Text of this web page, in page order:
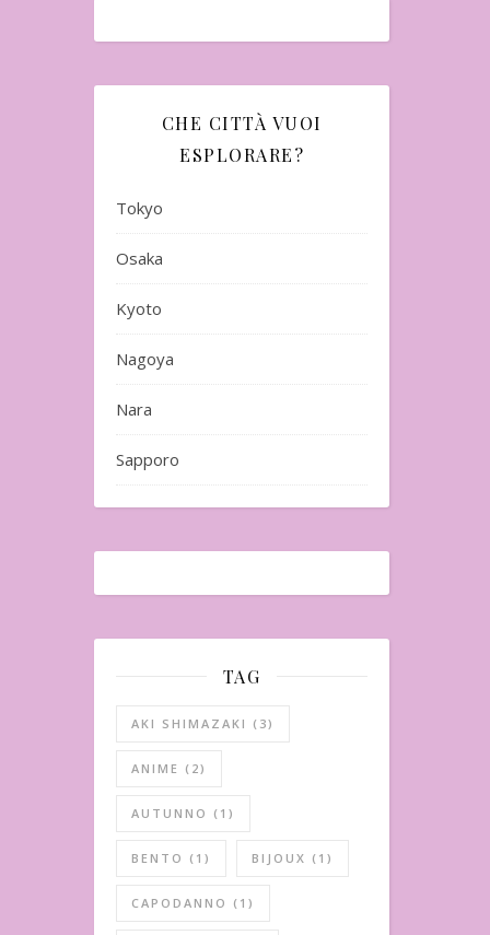
CHE CITTÀ VUOI
ESPLORARE?
Tokyo
Osaka
Kyoto
Nagoya
Nara
Sapporo
TAG
AKI SHIMAZAKI (3)
ANIME (2)
AUTUNNO (1)
BENTO (1) BIJOUX (1)
CAPODANNO (1)